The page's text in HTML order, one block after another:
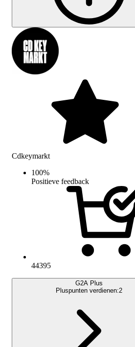
Cdkeymarkt
100%
Positieve feedback
44395
G2A Plus
Pluspunten verdienen:2